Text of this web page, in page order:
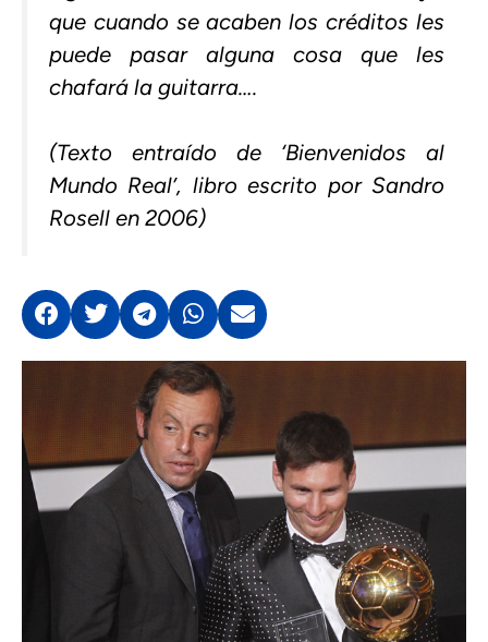
que cuando se acaben los créditos les
puede pasar alguna cosa que les
chafará la guitarra….
(Texto entraído de ‘Bienvenidos al
Mundo Real’, libro escrito por Sandro
Rosell en 2006)